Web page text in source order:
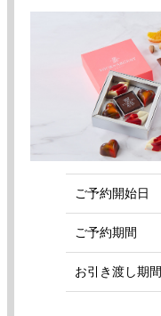
ご予約開始日
ご予約期間
お引き渡し期間